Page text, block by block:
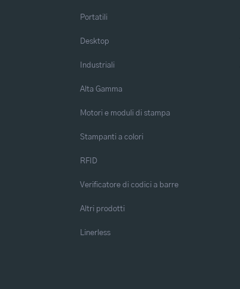
Portatili
Desktop
Industriali
Alta Gamma
Motori e moduli di stampa
Stampanti a colori
RFID
Verificatore di codici a barre
Altri prodotti
Linerless